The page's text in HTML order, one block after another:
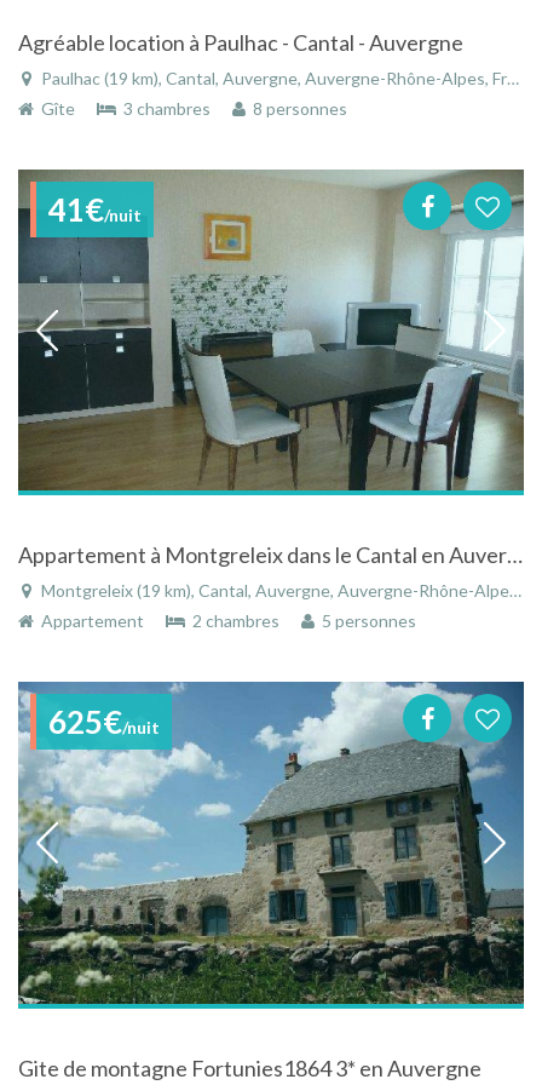
Agréable location à Paulhac - Cantal - Auvergne
Paulhac (19 km), Cantal, Auvergne, Auvergne-Rhône-Alpes, France
Gîte
3 chambres 8 personnes
41€/nuit
Appartement à Montgreleix dans le Cantal en Auvergne
Montgreleix (19 km), Cantal, Auvergne, Auvergne-Rhône-Alpes, France
Appartement
2 chambres 5 personnes
625€/nuit
Gite de montagne Fortunies1864 3* en Auvergne